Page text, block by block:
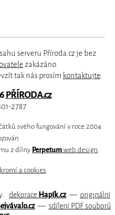
serveru Příroda.cz je bez
zakázáno.
tak nás prosím kontaktujte.
PŘÍRODA.cz
2787
svého fungování v roce 2004
z dílny Perpetum web design
a cookies
dekorace Hapík.cz— originální
— sdílení PDF souborů